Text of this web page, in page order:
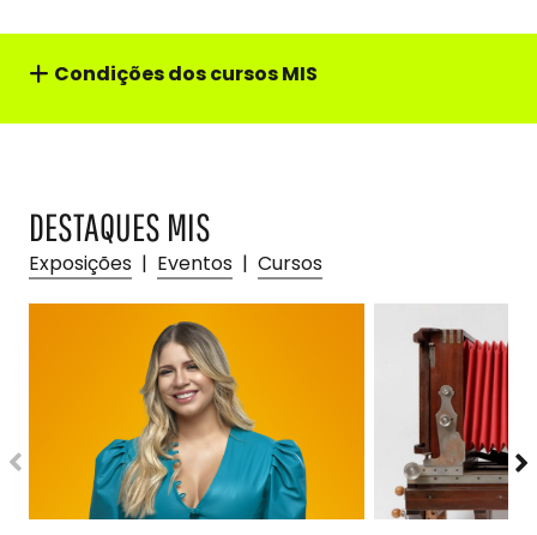
Condições dos cursos MIS
DESTAQUES MIS
Exposições | Eventos | Cursos